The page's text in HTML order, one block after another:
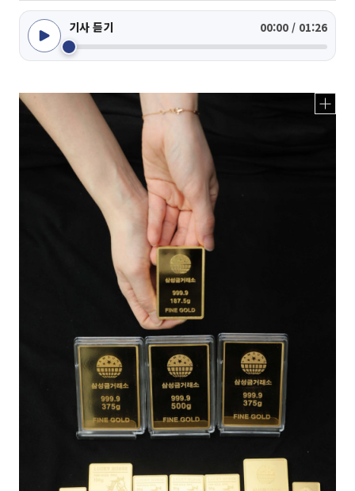
기사 듣기 00:00 / 01:26